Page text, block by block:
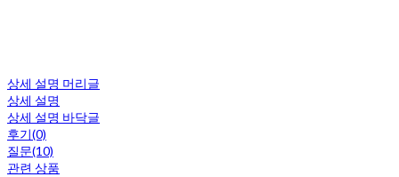
상세 설명 머리글
상세 설명
상세 설명 바닥글
후기(0)
질문(10)
관련 상품